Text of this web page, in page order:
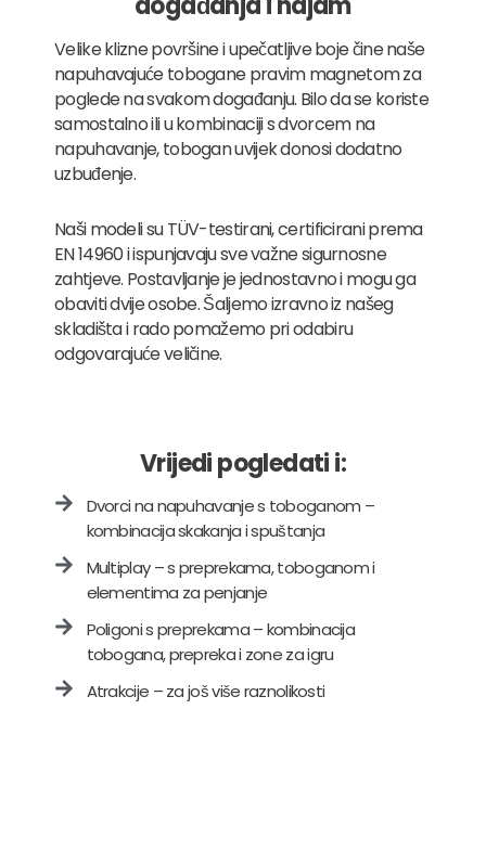
Velike klizne površine i upečatljive boje čine naše
napuhavajuće tobogane pravim magnetom za
poglede na svakom događanju. Bilo da se koriste
samostalno ili u kombinaciji s dvorcem na
napuhavanje, tobogan uvijek donosi dodatno
uzbuđenje.
Naši modeli su TÜV-testirani, certificirani prema
EN 14960 i ispunjavaju sve važne sigurnosne
zahtjeve. Postavljanje je jednostavno i mogu ga
obaviti dvije osobe. Šaljemo izravno iz našeg
skladišta i rado pomažemo pri odabiru
odgovarajuće veličine.
Vrijedi pogledati i:
Dvorci na napuhavanje s toboganom –
kombinacija skakanja i spuštanja
Multiplay – s preprekama, toboganom i
elementima za penjanje
Poligoni s preprekama – kombinacija
tobogana, prepreka i zone za igru
Atrakcije – za još više raznolikosti